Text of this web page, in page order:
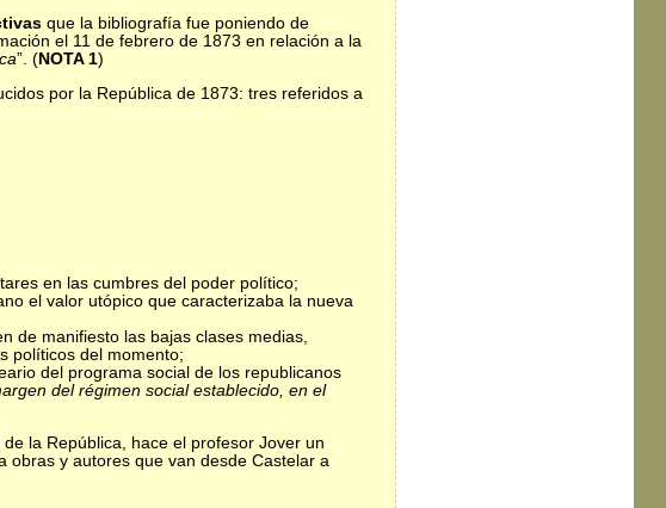
que la bibliografía fue poniendo de
el 11 de febrero de 1873 en relación a la
”. (NOTA 1)
por la República de 1873: tres referidos a
en las cumbres del poder político;
el valor utópico que caracterizaba la nueva
de manifiesto las bajas clases medias,
políticos del momento;
del programa social de los republicanos
del régimen social establecido, en el
la República, hace el profesor Jover un
obras y autores que van desde Castelar a